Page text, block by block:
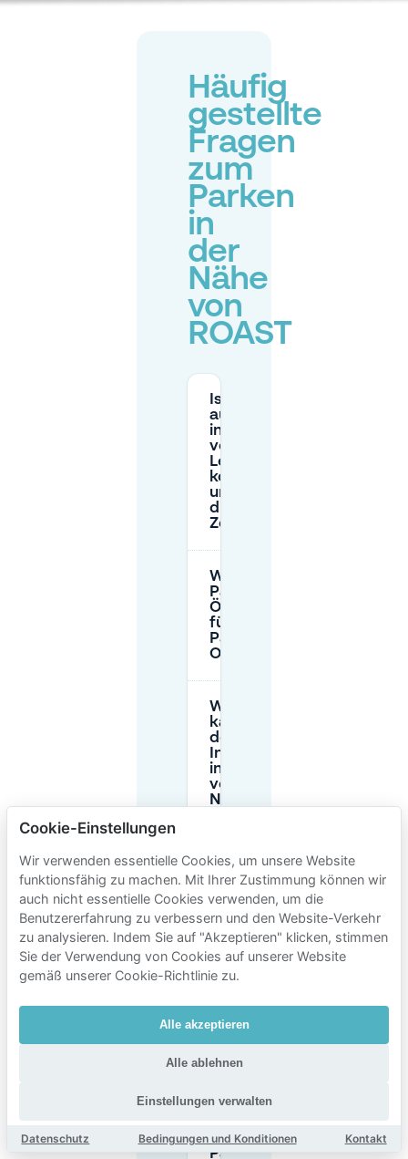
Häufig
gestellte
Fragen
zum
Parken
in
der
Nähe
von
ROAST
Ist das Parken
auf der Straße
in der Nähe
von ROAST in
Leeuwarden
kostenpflichtig
und was sind
die typischen
Zeiten?
Was sind die
Parkpreise und
Öffnungszeiten
für die
Parkgarage
Oldehove?
Wie lange
kann ich in
der
Innenstadt
in der Nähe
von
Nieuwestad
Benötige ich
eine
Genehmigung
oder eine
Parkscheibe,
um in der
autoluw
(autofreien)
parken?
Kann ich im
einen
Parkplatz
Cookie-Einstellungen
Wir verwenden essentielle Cookies, um unsere Website
funktionsfähig zu machen. Mit Ihrer Zustimmung können wir
auch nicht essentielle Cookies verwenden, um die
Benutzererfahrung zu verbessern und den Website-Verkehr
zu analysieren. Indem Sie auf "Akzeptieren" klicken, stimmen
Sie der Verwendung von Cookies auf unserer Website
gemäß unserer Cookie-Richtlinie zu.
Alle akzeptieren
Alle ablehnen
Einstellungen verwalten
Datenschutz Bedingungen und Konditionen Kontakt